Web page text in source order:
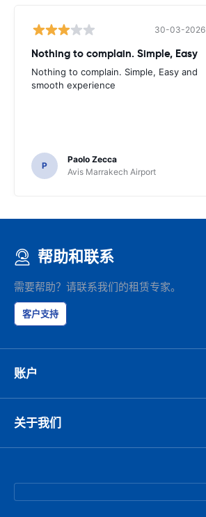
30-03-2026
Nothing to complain. Simple, Easy
Nothing to complain. Simple, Easy and
smooth experience
P
Paolo Zecca
Avis Marrakech Airport
帮助和联系
需要帮助？请联系我们的租赁专家。
客户支持
账户
关于我们